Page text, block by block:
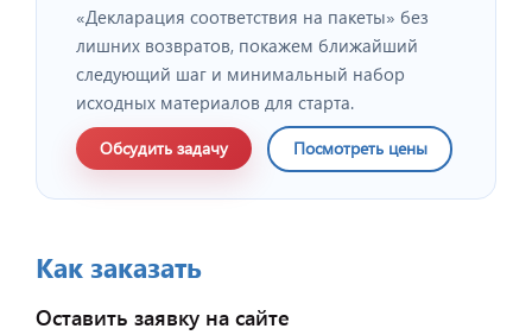
«Декларация соответствия на пакеты» без
лишних возвратов, покажем ближайший
следующий шаг и минимальный набор
исходных материалов для старта.
Обсудить задачу Посмотреть цены
Как заказать
Оставить заявку на сайте